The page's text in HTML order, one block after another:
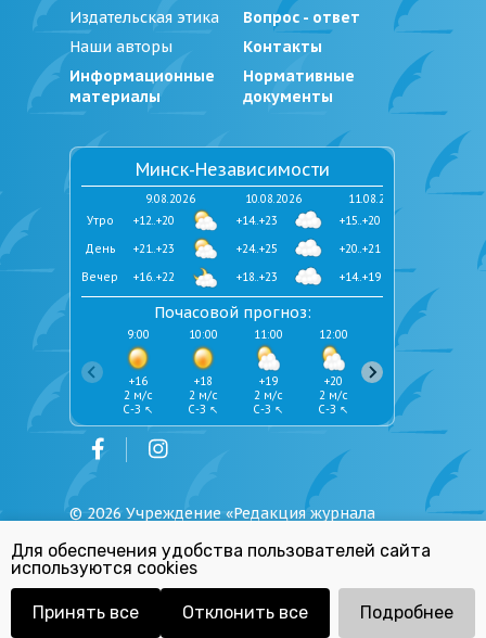
Издательская этика
Наши авторы
Информационные
материалы
Вопрос - ответ
Контакты
Нормативные
документы
Минск-Независимости
9.08.2026
+12..+20
+21..+23
+16..+22
10.08.2026
+14..+23
+24..+25
+18..+23
11.08.2026
+15..+20
+20..+21
+14..+19
Вечер
День
Утро
Почасовой прогноз:
9:00
+16
2 м/с
С-З ↖
10:00
+18
2 м/с
С-З ↖
11:00
+19
2 м/с
С-З ↖
12:00
+20
2 м/с
С-З ↖
13:00
2 м/с
С-З ↖
©2026 Учреждение «Редакция журнала
Политика обработки персональных
данных
Республиканский список экстремистских
материалов
Для обеспечения удобства пользователей сайта
используются cookies
Принять все Отклонить все Подробнее